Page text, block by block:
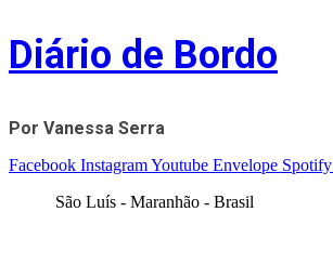
Skip
to
content
Diário de Bordo
Por Vanessa Serra
Facebook InstagramYoutube Envelope Spotify
São Luís - Maranhão - Brasil